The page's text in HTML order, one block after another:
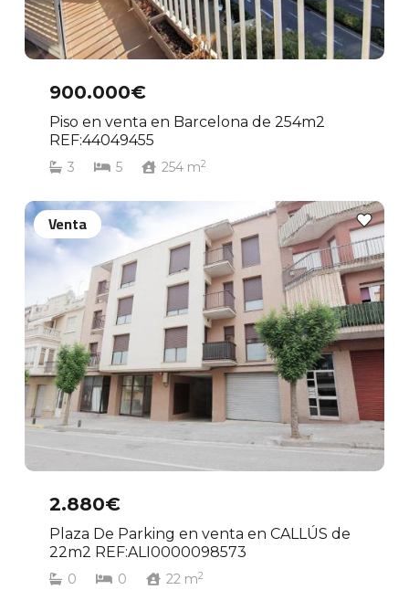
900.000€
Piso en venta en Barcelona de 254m2
REF:44049455
3 5 254m2
2.880€
Plaza De Parking en venta en CALLÚS de
22m2 REF:ALI0000098573
0 0 22m2
Venta